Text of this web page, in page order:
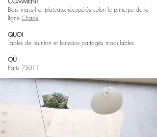
Bois massif et plateaux récupérés selon le principe de la
ligne Chaos.
QUOI
Tables de réunion et bureaux partagés modulables.
OÙ
Paris 75011